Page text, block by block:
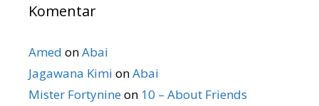
Komentar
Amed onAbai
Jagawana Kimi onAbai
Mister Fortynineon 10 – About Friends